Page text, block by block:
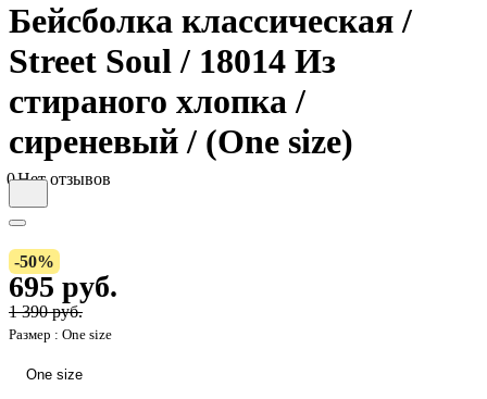
Бейсболка классическая /
Street Soul / 18014 Из
стираного хлопка /
сиреневый / (One size)
0Нет отзывов
-50%
695 руб.
1 390 руб.
Размер : One size
One size